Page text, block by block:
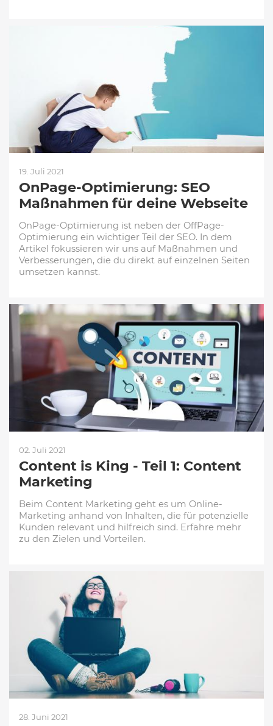
19. Juli 2021
OnPage-Optimierung: SEO
Maßnahmen für deine Webseite
OnPage-Optimierung ist neben der OffPage-
Optimierung ein wichtiger Teil der SEO. In dem
Artikel fokussieren wir uns auf Maßnahmen und
Verbesserungen, die du direkt auf einzelnen Seiten
umsetzen kannst.
02. Juli 2021
Content is King - Teil 1: Content
Marketing
Beim Content Marketing geht es um Online-
Marketing anhand von Inhalten, die für potenzielle
Kunden relevant und hilfreich sind. Erfahre mehr
zu den Zielen und Vorteilen.
28. Juni 2021